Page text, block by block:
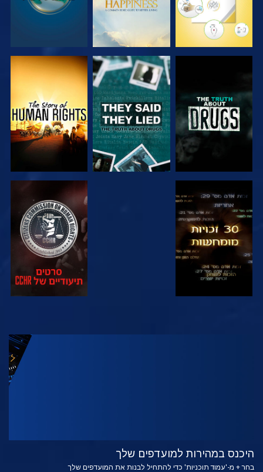
צפה צפה
צפה צפה
בדוק את הסדרה
היכנס במהירות למועדפים שלך
בחר + מ-'עמוד תוכניות' כדי להתחיל לבנות את המועדפים שלך